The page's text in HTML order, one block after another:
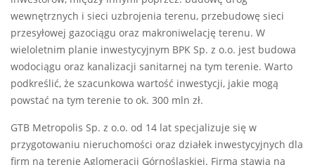
wewnętrznych i sieci uzbrojenia terenu, przebudowę sieci
przesyłowej gazociągu oraz makroniwelację terenu. W
wieloletnim planie inwestycyjnym BPK Sp. z o.o. jest budowa
wodociągu oraz kanalizacji sanitarnej na tym terenie. Warto
podkreślić, że szacunkowa wartość inwestycji, jakie mogą
powstać na tym terenie to ok. 300 mln zł.
GTB Metropolis Sp. z o.o. od 14 lat specjalizuje się w
przygotowaniu nieruchomości oraz działek inwestycyjnych dla
firm na terenie Aglomeracji Górnośląskiej. Firma stawia na